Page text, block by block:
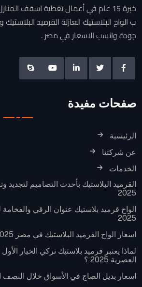
خبرة 15 عام في أعمال تغطية اسقف
ب الواح البلاستيك العازلة القرميد
جودة وانسب الاسعار في مصر .
صفحات مفيدة
الرئيسية
عن شركتنا
الخدمات
القرميد البلاستيك بأحدث التصاميم
2025
الواح قرميد بلاستيك عنوان الرقي
2025
اسعار الواح القرميد البلاستيك في مصر 2025
لماذا يعتبر قرميد بلاستيك تركي الخيار
العصرية 2025 ؟
اسعار بديل الصاج في الأسواق خلال النصف